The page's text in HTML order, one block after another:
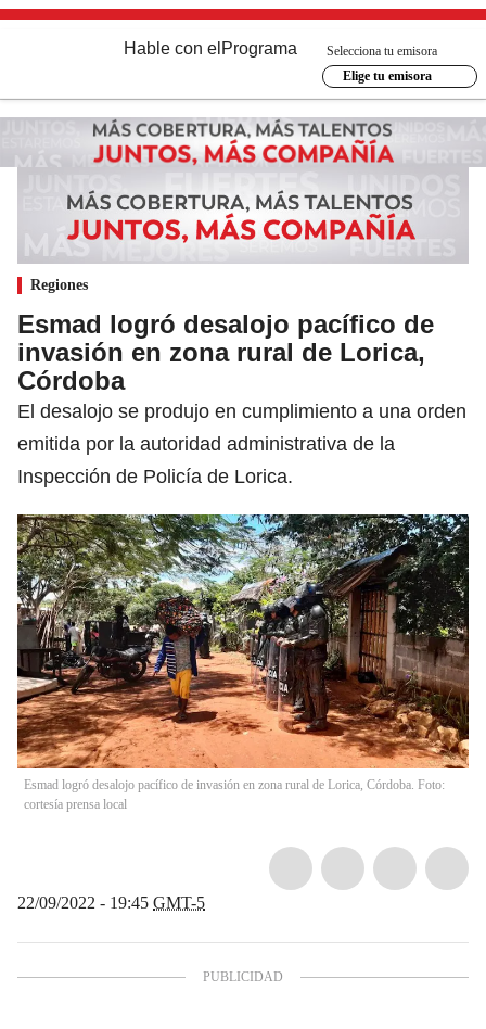
Hable con el Programa
Selecciona tu emisora
Elige tu emisora
Regiones
Esmad logró desalojo pacífico de
invasión en zona rural de Lorica,
Córdoba
El desalojo se produjo en cumplimiento a una orden
emitida por la autoridad administrativa de la
Inspección de Policía de Lorica.
Esmad logró desalojo pacífico de invasión en zona rural de Lorica, Córdoba. Foto:
cortesía prensa local
22/09/2022 - 19:45 GMT-5